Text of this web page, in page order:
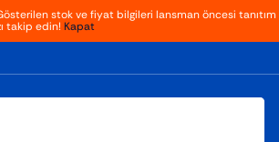
stok ve fiyat bilgileri lansman öncesi tanıtım
takip edin! Kapat